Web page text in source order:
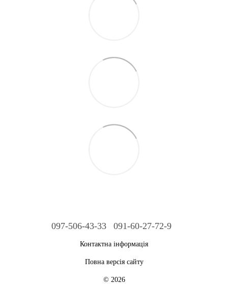
097-506-43-33 091-60-27-72-9
Контактна інформація
Повна версія сайту
© 2026